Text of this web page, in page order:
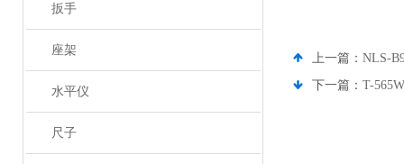
扳手
座架
水平仪
尺子
上一篇： NLS-
下一篇： T-